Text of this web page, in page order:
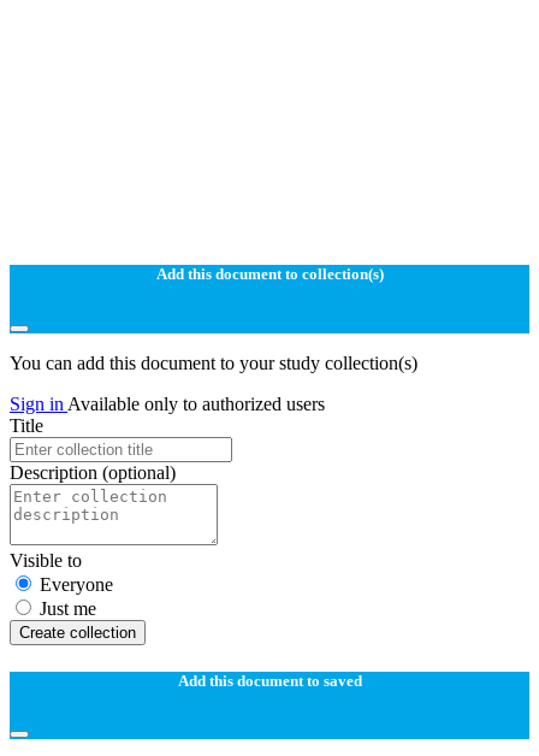
Add this document to collection(s)
You can add this document to your study collection(s)
Sign in Available only to authorized users
Title
Description (optional)
Visible to
Everyone
Just me
Create collection
Add this document to saved